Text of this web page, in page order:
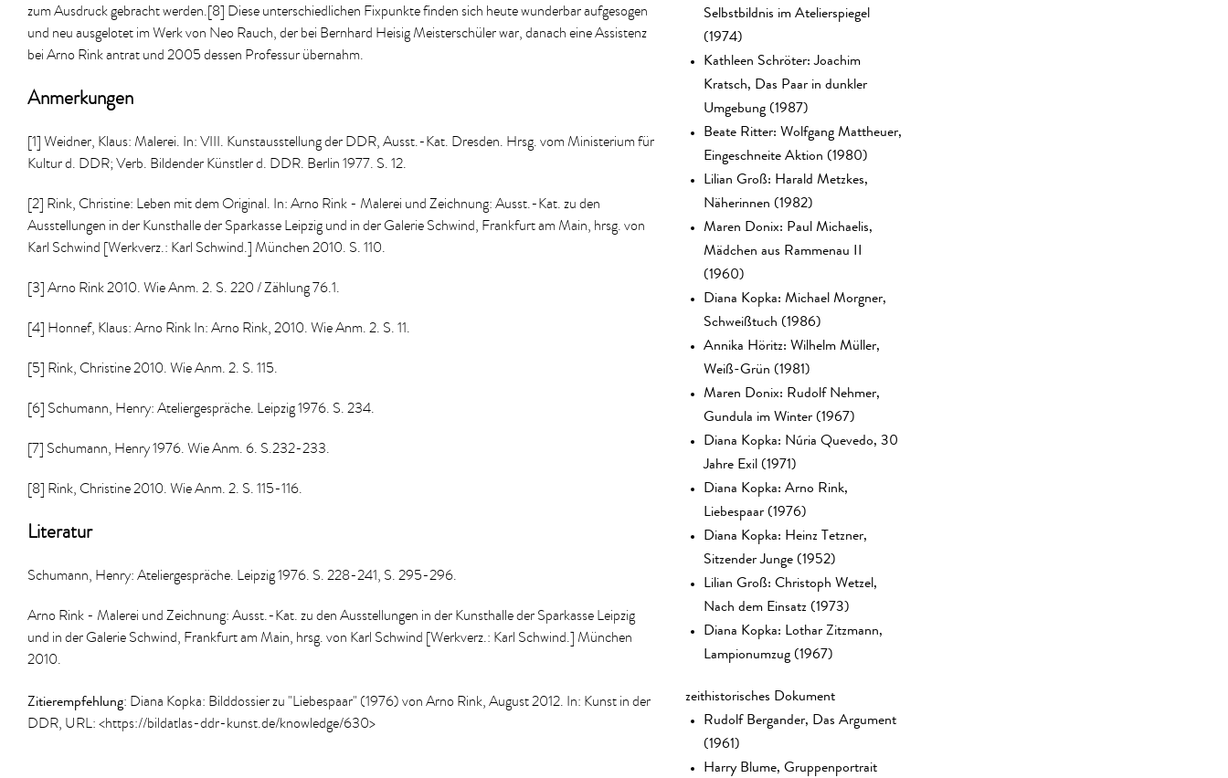
Selbstbildnis im Atelierspiegel
(1974)
Kathleen Schröter: Joachim
Kratsch, Das Paar in dunkler
Umgebung (1987)
Beate Ritter: Wolfgang Mattheuer,
Eingeschneite Aktion (1980)
Lilian Groß: Harald Metzkes,
Näherinnen (1982)
Maren Donix: Paul Michaelis,
Mädchen aus Rammenau II
(1960)
Diana Kopka: Michael Morgner,
Schweißtuch (1986)
Annika Höritz: Wilhelm Müller,
Weiß-Grün (1981)
Maren Donix: Rudolf Nehmer,
Gundula im Winter (1967)
Diana Kopka: Núria Quevedo, 30
Jahre Exil (1971)
Diana Kopka: Arno Rink,
Liebespaar (1976)
Diana Kopka: Heinz Tetzner,
Sitzender Junge (1952)
Lilian Groß: Christoph Wetzel,
Nach dem Einsatz (1973)
Diana Kopka: Lothar Zitzmann,
Lampionumzug (1967)
zeithistorisches Dokument
Rudolf Bergander, Das Argument
(1961)
Harry Blume, Gruppenportrait
zum Ausdruck gebracht werden.[8] Diese unterschiedlichen Fixpunkte finden sich heute wunderbar aufgesogen
und neu ausgelotet im Werk von Neo Rauch, der bei Bernhard Heisig Meisterschüler war, danach eine Assistenz
bei Arno Rink antrat und 2005 dessen Professur übernahm.
Anmerkungen
[1] Weidner, Klaus: Malerei. In: VIII. Kunstausstellung der DDR, Ausst.-Kat. Dresden. Hrsg. vom Ministerium für
Kultur d. DDR; Verb. Bildender Künstler d. DDR. Berlin 1977. S. 12.
[2] Rink, Christine: Leben mit dem Original. In: Arno Rink - Malerei und Zeichnung: Ausst.-Kat. zu den
Ausstellungen in der Kunsthalle der Sparkasse Leipzig und in der Galerie Schwind, Frankfurt am Main, hrsg. von
Karl Schwind [Werkverz.: Karl Schwind.] München 2010. S. 110.
[3] Arno Rink 2010. Wie Anm. 2. S. 220 / Zählung 76.1.
[4] Honnef, Klaus: Arno Rink In: Arno Rink, 2010. Wie Anm. 2. S. 11.
[5] Rink, Christine 2010. Wie Anm. 2. S. 115.
[6] Schumann, Henry: Ateliergespräche. Leipzig 1976. S. 234.
[7] Schumann, Henry 1976. Wie Anm. 6. S.232-233.
[8] Rink, Christine 2010. Wie Anm. 2. S. 115-116.
Literatur
Schumann, Henry: Ateliergespräche. Leipzig 1976. S. 228-241, S. 295-296.
Arno Rink - Malerei und Zeichnung: Ausst.-Kat. zu den Ausstellungen in der Kunsthalle der Sparkasse Leipzig
und in der Galerie Schwind, Frankfurt am Main, hrsg. von Karl Schwind [Werkverz.: Karl Schwind.] München
2010.
Zitierempfehlung: Diana Kopka: Bilddossier zu "Liebespaar" (1976) von Arno Rink, August 2012. In: Kunst in der
DDR, URL: <https://bildatlas-ddr-kunst.de/knowledge/630>